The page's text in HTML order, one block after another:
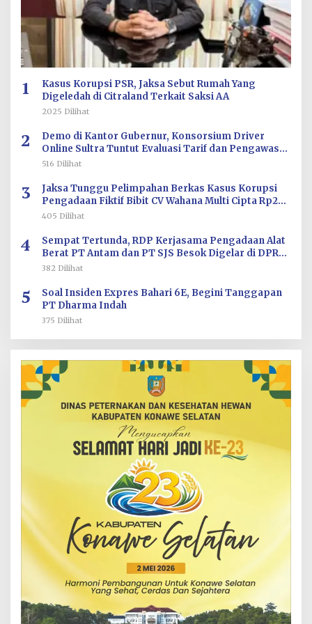
1
Kasus Korupsi PSR, Jaksa Sebut Rumah Yang
Digeledah di Citraland Terkait Saksi AA
2025 Dilihat
2
Demo di Kantor Gubernur, Konsorsium Driver
Online Sultra Tuntut Evaluasi Tarif dan Pengawasan
Aplikasi
516 Dilihat
3
Jaksa Tunggu Pelimpahan Berkas Kasus Korupsi
Pengadaan Fiktif Bibit CV Wahana Multi Cipta Rp26
Miliar
405 Dilihat
4
Sempat Tertunda, RDP Kerjasama Pengadaan Alat
Berat PT Antam dan PT SJS Besok Digelar di DPRD
Sultra
382 Dilihat
5
Soal Insiden Expres Bahari 6E, Begini Tanggapan
PT Dharma Indah
375 Dilihat